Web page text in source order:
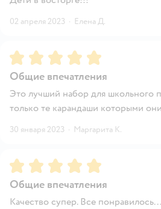
02 апреля 2023 · Елена Д.
Рейтинг:5
Общие впечатления
Это лучший набор для школьного
только те карандаши которыми
30 января 2023 · Маргарита К.
Рейтинг:5
Общие впечатления
Качество супер. Все